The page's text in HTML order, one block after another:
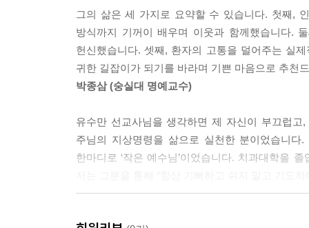
신이 어디 있습네까? - 238
선교사의 영성 - 242
시한부 선고를 받다 - 245
딕 H. 뉴스마 기념병원 - 248
경이로운 시간들 - 252
에필로그 - 262
감사의 글 - 266
인명 찾아보기 - 270
“인사를 잘하는 것이 친절이 아닙니다. 거기에 긍
맞아주고 따뜻하게 말을 건네세요.”
--- 「6장. 치과의 황금률」 중에서
바닷가 평평한 바위 위에 기구를 펼치고 간이 의
--- 「7장. 세상에서 가장 아름다운 치과」 중에서
“의료는 결과입니다. 과정이 좋다고 결과가 좋은
그의 삶은 세 가지로 요약할 수 있습니다. 첫째,
방식까지 기꺼이 배우며 이웃과 함께했습니다.
헌신했습니다. 셋째, 환자의 고통을 덜어주는 실
귀한 길잡이가 되기를 바라며 기쁜 마음으로 추천
박종삼 (숭실대 명예교수)
유수만 선교사님을 생각하면 제 자신이 부끄럽
주님의 지상명령을 삶으로 실천한 분이었습니
한마디로 ‘작은 예수님’이었습니다. 치과대학을